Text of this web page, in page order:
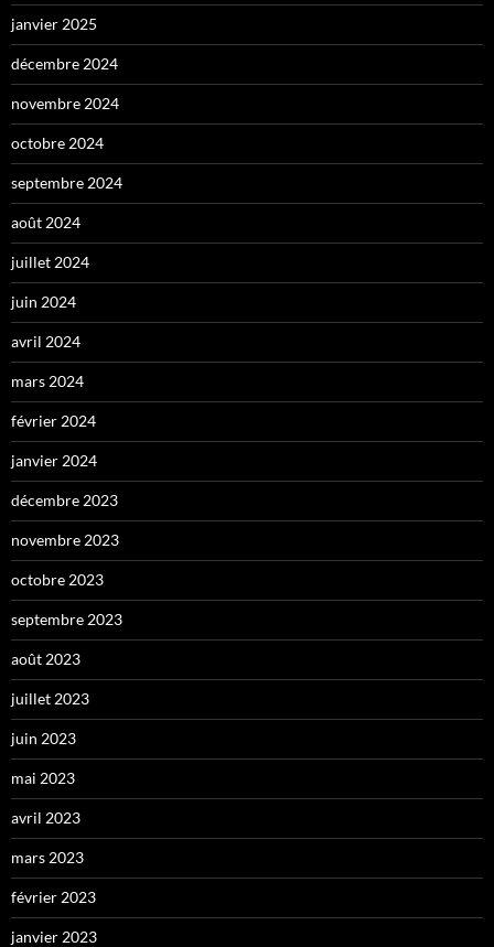
janvier 2025
décembre 2024
novembre 2024
octobre 2024
septembre 2024
août 2024
juillet 2024
juin 2024
avril 2024
mars 2024
février 2024
janvier 2024
décembre 2023
novembre 2023
octobre 2023
septembre 2023
août 2023
juillet 2023
juin 2023
mai 2023
avril 2023
mars 2023
février 2023
janvier 2023